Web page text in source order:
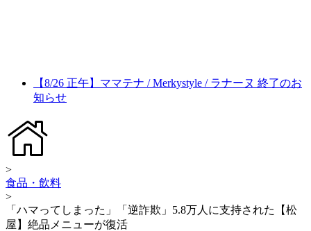
【8/26 正午】ママテナ / Merkystyle / ラナーヌ 終了のお
知らせ
>
食品・飲料
>
「ハマってしまった」「逆詐欺」5.8万人に支持された【松
屋】絶品メニューが復活